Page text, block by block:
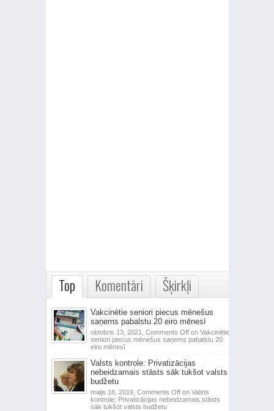
Top Komentāri Šķirkļi
Vakcinētie seniori piecus mēnešus
saņems pabalstu 20 eiro mēnesī
oktobris 13, 2021, Comments Offon Vakcinētie
seniori piecus mēnešus saņems pabalstu 20
eiro mēnesī
Valsts kontrole: Privatizācijas
nebeidzamais stāsts sāk tukšot valsts
budžetu
maijs 16, 2019, Comments Offon Valsts
kontrole: Privatizācijas nebeidzamais stāsts
sāk tukšot valsts budžetu